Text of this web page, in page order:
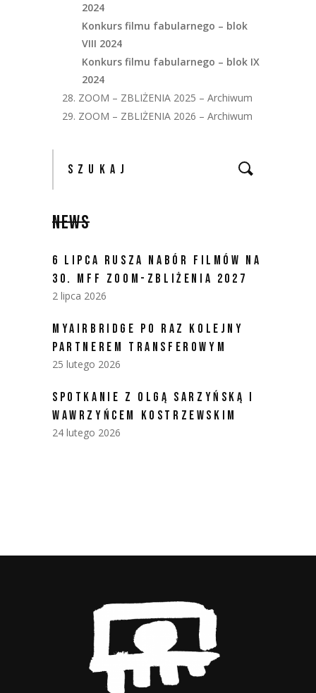
2024
Konkurs filmu fabularnego – blok
VIII 2024
Konkurs filmu fabularnego – blok IX
2024
28. ZOOM – ZBLIŻENIA 2025 – Archiwum
29. ZOOM – ZBLIŻENIA 2026 – Archiwum
NEWS
6 LIPCA RUSZA NABÓR FILMÓW NA
30. MFF ZOOM-ZBLIŻENIA 2027
2 lipca 2026
MYAIRBRIDGE PO RAZ KOLEJNY
PARTNEREM TRANSFEROWYM
25 lutego 2026
SPOTKANIE Z OLGĄ SARZYŃSKĄ I
WAWRZYŃCEM KOSTRZEWSKIM
24 lutego 2026